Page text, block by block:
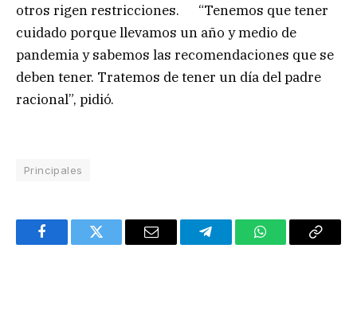
otros rigen restricciones. “Tenemos que tener
cuidado porque llevamos un año y medio de
pandemia y sabemos las recomendaciones que se
deben tener. Tratemos de tener un día del padre
racional”, pidió.
Principales
FacebookTwitter Email TelegramWhatsAppCopy